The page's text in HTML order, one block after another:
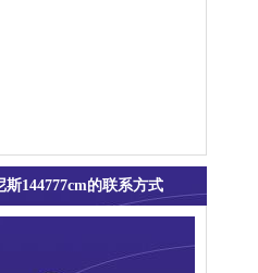
斯144777cm的联系方式
us